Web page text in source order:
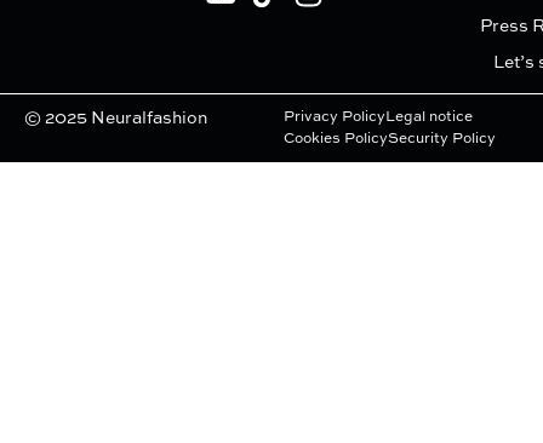
Press
© 2025 Neuralfashion Privacy Policy Legal notice
Cookies PolicySecurity Policy